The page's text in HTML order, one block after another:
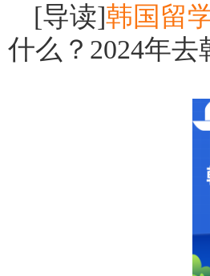
[导读]韩国留
什么？2024年